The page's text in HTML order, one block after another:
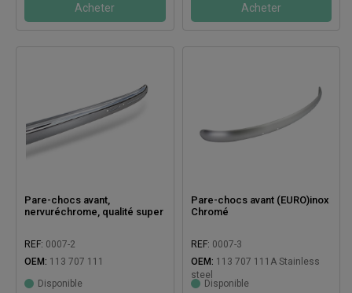
Acheter Acheter
Pare-chocs avant,
nervuréchrome, qualité super
REF: 0007-2
OEM: 113 707 111
Disponible
Pare-chocs avant (EURO)inox
Chromé
REF: 0007-3
OEM: 113 707 111A Stainless
steel
Disponible